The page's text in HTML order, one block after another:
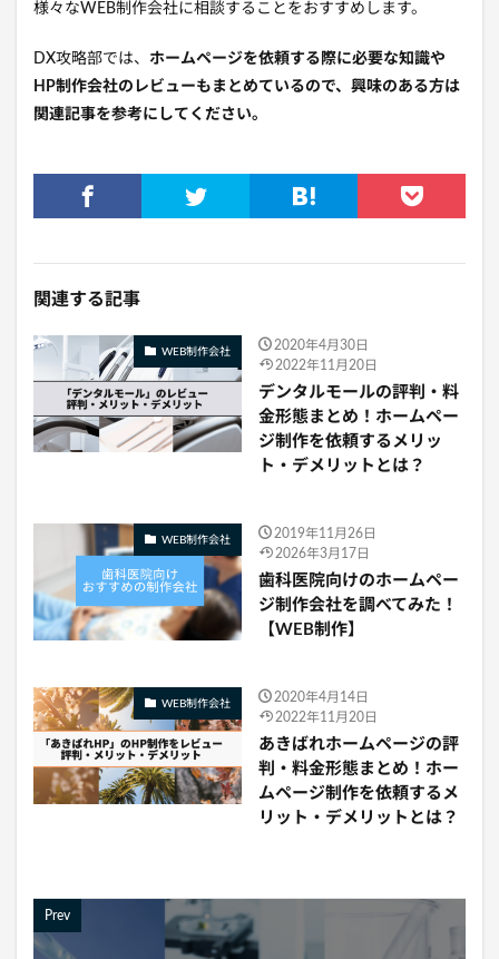
様々なWEB制作会社に相談することをおすすめします。
DX攻略部では、 ホームページを依頼する際に必要な知識や
HP制作会社のレビューもまとめているので、興味のある方は
関連記事を参考にしてください。
関連する記事
WEB制作会社
2020年4月30日
2022年11月20日
デンタルモールの評判・料
金形態まとめ！ホームペー
ジ制作を依頼するメリッ
ト・デメリットとは？
WEB制作会社
2019年11月26日
2026年3月17日
歯科医院向けのホームペー
ジ制作会社を調べてみた！
【WEB制作】
WEB制作会社
2020年4月14日
2022年11月20日
あきばれホームページの評
判・料金形態まとめ！ホー
ムページ制作を依頼するメ
リット・デメリットとは？
Prev